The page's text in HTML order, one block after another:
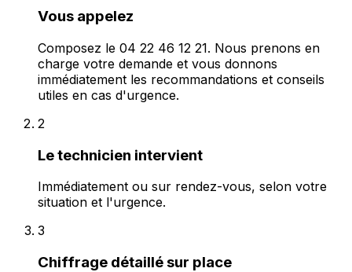
Vous appelez
Composez le 04 22 46 12 21. Nous prenons en
charge votre demande et vous donnons
immédiatement les recommandations et conseils
utiles en cas d'urgence.
2
Le technicien intervient
Immédiatement ou sur rendez-vous, selon votre
situation et l'urgence.
3
Chiffrage détaillé sur place